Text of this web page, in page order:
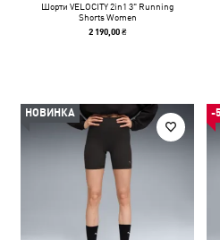
Шорти VELOCITY 2in1 3" Running
Shorts Women
2 190,00 ₴
НОВИНКА -